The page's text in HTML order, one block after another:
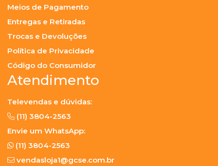
Meios de Pagamento
Entregas e Retiradas
Trocas e Devoluções
Política de Privacidade
Código do Consumidor
Atendimento
Televendas e dúvidas:
(11) 3804-2563
Envie um WhatsApp:
(11) 3804-2563
vendasloja1@gcse.com.br